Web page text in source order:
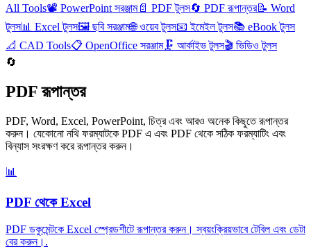
All Tools📽️ PowerPoint সরঞ্জাম📄 PDF টুলস🔄 PDF রূপান্তর📝 Word
টুলস📊 Excel টুলস🖼️ ছবি সরঞ্জাম🌐 ওয়েব টুলস📧 ইমেইল টুলস📚 eBook টুলস
📐 CAD Tools📋 OpenOffice সরঞ্জাম🗜️ আর্কাইভ টুলস🎬 ভিডিও টুলস
🔄
PDF রূপান্তর
PDF, Word, Excel, PowerPoint, চিত্র এবং আরও অনেক কিছুতে রূপান্তর
করুন। যেকোনো নথি ফরম্যাটকে PDF এ এবং PDF থেকে সঠিক ফরম্যাটিং এবং
বিন্যাস সংরক্ষণ করে রূপান্তর করুন।
📊
PDF থেকে Excel
PDF ডকুমেন্টকে Excel স্প্রেডশীটে রূপান্তর করুন। স্বয়ংক্রিয়ভাবে টেবিল এবং ডেটা
বের করুন। .